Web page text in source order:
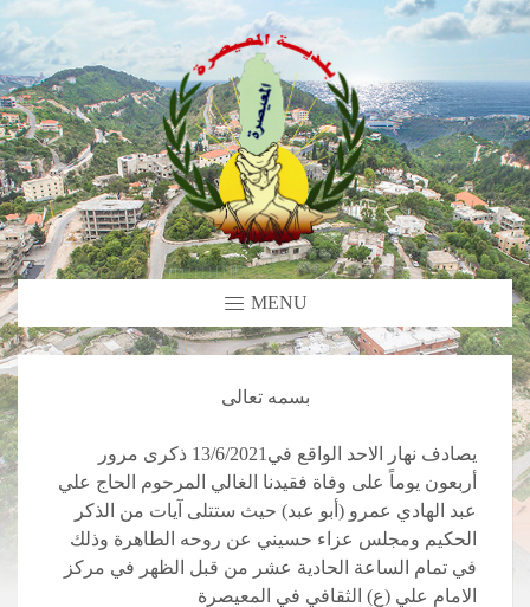
MENU
بسمه تعالى
يصادف نهار الاحد الواقع في13/6/2021 ذكرى مرور
أربعون يوماً على وفاة فقيدنا الغالي المرحوم الحاج علي
عبد الهادي عمرو (أبو عبد) حيث ستتلى آيات من الذكر
الحكيم ومجلس عزاء حسيني عن روحه الطاهرة وذلك
في تمام الساعة الحادية عشر من قبل الظهر في مركز
الامام علي (ع) الثقافي في المعيصرة